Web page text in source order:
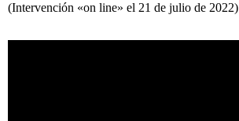
(Intervención «on line» el 21 de julio de 2022)